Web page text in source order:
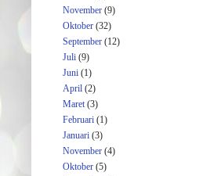
November (9)
Oktober (32)
September (12)
Juli (9)
Juni (1)
April (2)
Maret(3)
Februari (1)
Januari (3)
November (4)
Oktober (5)